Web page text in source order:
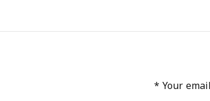
Your